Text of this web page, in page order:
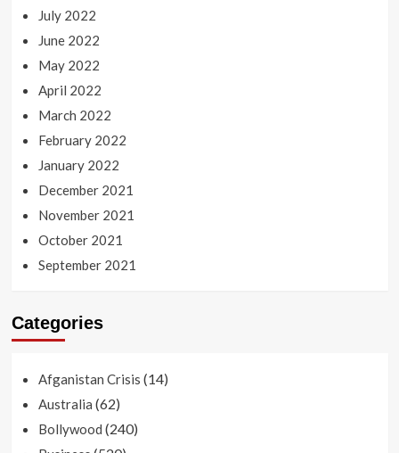
July 2022
June 2022
May 2022
April 2022
March 2022
February 2022
January 2022
December 2021
November 2021
October 2021
September 2021
Categories
Afganistan Crisis (14)
Australia (62)
Bollywood (240)